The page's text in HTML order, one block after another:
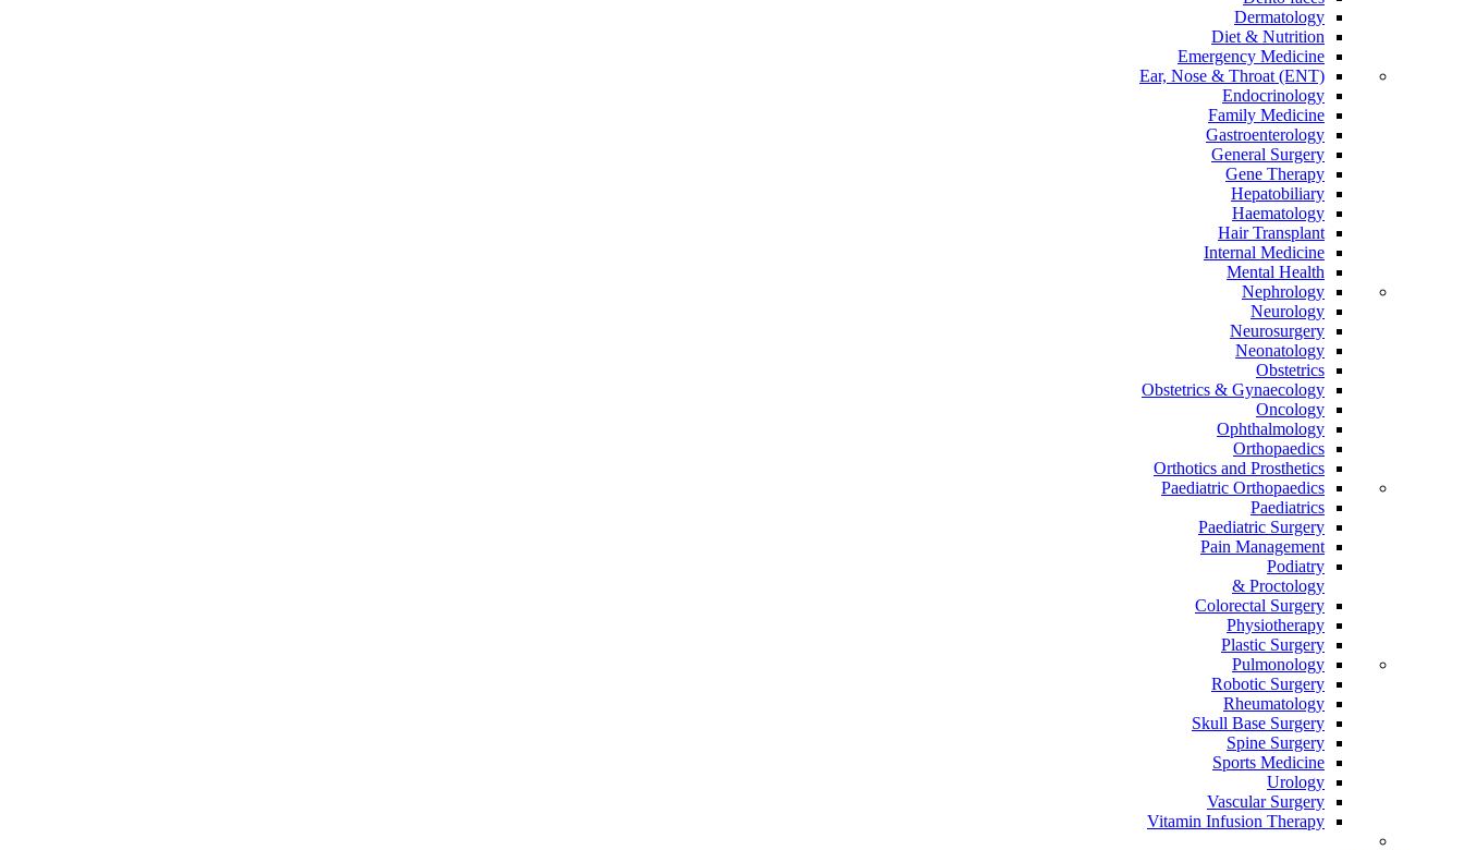
Dermatology
Diet & Nutrition
Emergency Medicine
Ear, Nose & Throat (ENT)
Endocrinology
Family Medicine
Gastroenterology
General Surgery
Gene Therapy
Hepatobiliary
Haematology
Hair Transplant
Internal Medicine
Mental Health
Nephrology
Neurology
Neurosurgery
Neonatology
Obstetrics
Obstetrics & Gynaecology
Oncology
Ophthalmology
Orthopaedics
Orthotics and Prosthetics
Paediatric Orthopaedics
Paediatrics
Paediatric Surgery
Pain Management
Podiatry
Proctology &
Colorectal Surgery
Physiotherapy
Plastic Surgery
Pulmonology
Robotic Surgery
Rheumatology
Skull Base Surgery
Spine Surgery
Sports Medicine
Urology
Vascular Surgery
Vitamin Infusion Therapy